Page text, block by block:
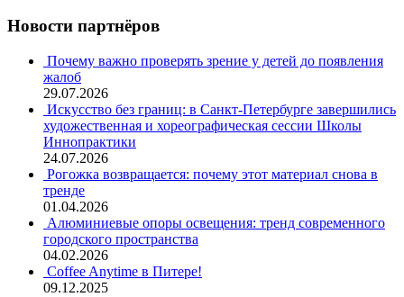
Новости партнёров
Почему важно проверять зрение у детей до появления
жалоб
29.07.2026
Искусство без границ: в Санкт-Петербурге завершились
художественная и хореографическая сессии Школы
Иннопрактики
24.07.2026
Рогожка возвращается: почему этот материал снова в
тренде
01.04.2026
Алюминиевые опоры освещения: тренд современного
городского пространства
04.02.2026
Coffee Anytime в Питере!
09.12.2025